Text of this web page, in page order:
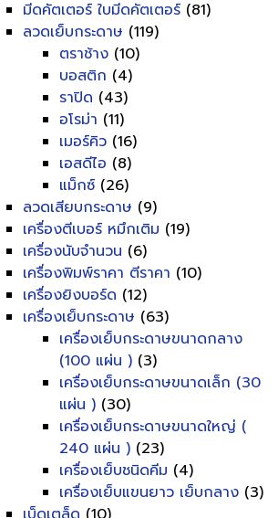
มีดคัตเตอร์ ใบมีดคัตเตอร์ (81)
ลวดเย็บกระดาษ (119)
ตราช้าง (10)
บอสติก (4)
ราปิด (43)
อโรม่า (11)
เมอร์คิว (16)
เอสดีไอ (8)
แม็กซ์ (26)
ลวดเสียบกระดาษ (9)
เครื่องตีเบอร์ หมึกเติม (19)
เครื่องนับจำนวน (6)
เครื่องพิมพ์ราคา ตีราคา (10)
เครื่องยิงบอร์ด (12)
เครื่องเย็บกระดาษ (63)
เครื่องเย็บกระดาษขนาดกลาง
(100 แผ่น ) (3)
เครื่องเย็บกระดาษขนาดเล็ก (30
แผ่น ) (30)
เครื่องเย็บกระดาษขนาดใหญ่ (
240 แผ่น ) (23)
เครื่องเย็บชนิดคีม (4)
เครื่องเย็บแขนยาว เย็บกลาง (3)